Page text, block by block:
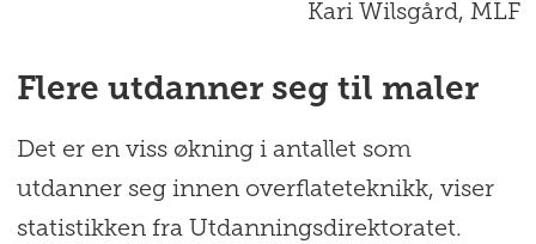
Kari Wilsgård, MLF
Flere utdanner seg til maler
Det er en viss økning i antallet som
utdanner seg innen overflateteknikk, viser
statistikken fra Utdanningsdirektoratet.